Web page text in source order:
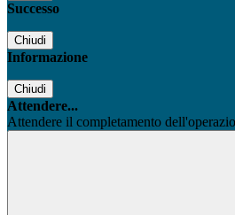
Successo
Chiudi
Informazione
Chiudi
Attendere...
Attendere il completamento